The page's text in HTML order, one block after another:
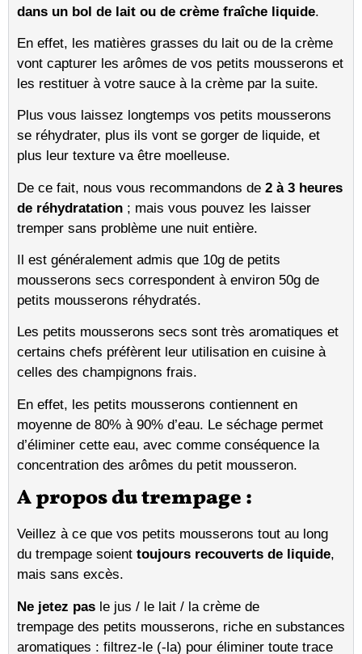
dans un bol de lait ou de crème fraîche liquide.
En effet, les matières grasses du lait ou de la crème
vont capturer les arômes de vos petits mousserons et
les restituer à votre sauce à la crème par la suite.
Plus vous laissez longtemps vos petits mousserons
se réhydrater, plus ils vont se gorger de liquide, et
plus leur texture va être moelleuse.
De ce fait, nous vous recommandons de 2 à 3 heures
de réhydratation ; mais vous pouvez les laisser
tremper sans problème une nuit entière.
Il est généralement admis que 10g de petits
mousserons secs correspondent à environ 50g de
petits mousserons réhydratés.
Les petits mousserons secs sont très aromatiques et
certains chefs préfèrent leur utilisation en cuisine à
celles des champignons frais.
En effet, les petits mousserons contiennent en
moyenne de 80% à 90% d’eau. Le séchage permet
d’éliminer cette eau, avec comme conséquence la
concentration des arômes du petit mousseron.
A propos du trempage :
Veillez à ce que vos petits mousserons tout au long
du trempage soient toujours recouverts de liquide,
mais sans excès.
Ne jetez pas le jus / le lait / la crème de
trempage des petits mousserons, riche en substances
aromatiques : filtrez-le (-la) pour éliminer toute trace